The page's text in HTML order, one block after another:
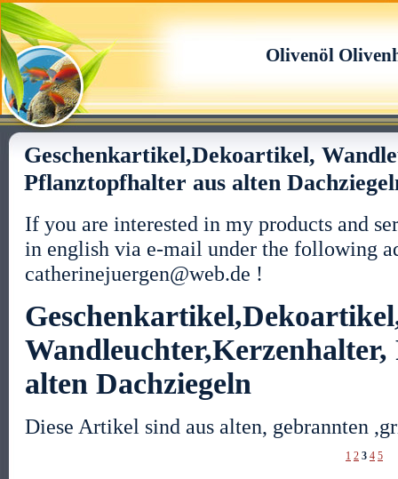
Olivenöl
Geschenkartikel,Dekoartikel,
Pflanztopfhalter aus alten
If you are interested in my products and
in english via e-mail under the following
catherinejuergen@web.de !
alten Dachziegeln
Diese Artikel sind aus alten, gebrannten
1 2 3 4 5